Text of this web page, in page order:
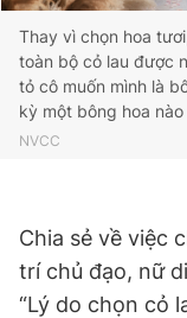
Thay vì chọn hoa
toàn bộ cỏ lau được
tỏ cô muốn mình là
kỳ một bông hoa
NVCC
Chia sẻ về việc
trí chủ đạo, nữ
“Lý do chọn cỏ